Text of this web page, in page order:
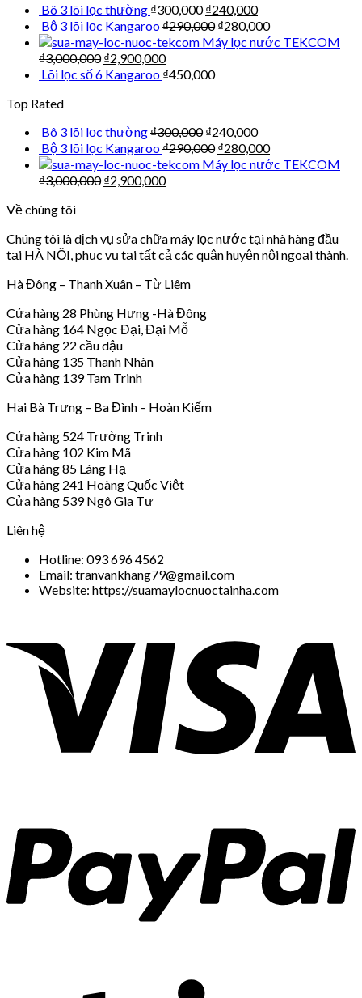
Bô 3 lõi lọc thường₫300,000 ₫240,000
Bộ 3 lõi lọc Kangaroo₫290,000 ₫280,000
Máy lọc nước TEKCOM
₫3,000,000 ₫2,900,000
Lõi lọc số 6 Kangaroo ₫450,000
Top Rated
Bô 3 lõi lọc thường₫300,000 ₫240,000
Bộ 3 lõi lọc Kangaroo₫290,000 ₫280,000
Máy lọc nước TEKCOM
₫3,000,000 ₫2,900,000
Về chúng tôi
Chúng tôi là dịch vụ sửa chữa máy lọc nước tại nhà hàng đầu
tại HÀ NỘI, phục vụ tại tất cả các quận huyện nội ngoại thành.
Hà Đông – Thanh Xuân – Từ Liêm
Cửa hàng 28 Phùng Hưng -Hà Đông
Cửa hàng 164 Ngọc Đại, Đại Mỗ
Cửa hàng 22 cầu dậu
Cửa hàng 135 Thanh Nhàn
Cửa hàng 139 Tam Trinh
Hai Bà Trưng – Ba Đình – Hoàn Kiếm
Cửa hàng 524 Trường Trinh
Cửa hàng 102 Kim Mã
Cửa hàng 85 Láng Hạ
Cửa hàng 241 Hoàng Quốc Việt
Cửa hàng 539 Ngô Gia Tự
Liên hệ
Hotline: 093 696 4562
Email: tranvankhang79@gmail.com
Website: https://suamaylocnuoctainha.com